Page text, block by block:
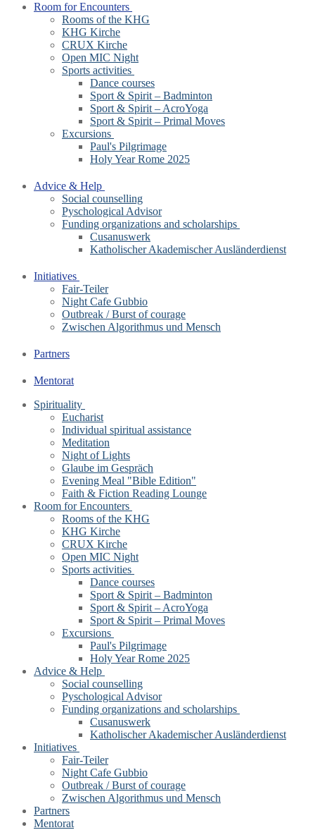
Room for Encounters
Rooms of the KHG
KHG Kirche
CRUX Kirche
Open MIC Night
Sports activities
Dance courses
Sport & Spirit – Badminton
Sport & Spirit – AcroYoga
Sport & Spirit – Primal Moves
Excursions
Paul's Pilgrimage
Holy Year Rome 2025
Advice & Help
Social counselling
Pyschological Advisor
Funding organizations and scholarships
Cusanuswerk
Katholischer Akademischer Ausländerdienst
Initiatives
Fair-Teiler
Night Cafe Gubbio
Outbreak / Burst of courage
Zwischen Algorithmus und Mensch
Partners
Mentorat
Spirituality
Eucharist
Individual spiritual assistance
Meditation
Night of Lights
Glaube im Gespräch
Evening Meal "Bible Edition"
Faith & Fiction Reading Lounge
Room for Encounters
Rooms of the KHG
KHG Kirche
CRUX Kirche
Open MIC Night
Sports activities
Dance courses
Sport & Spirit – Badminton
Sport & Spirit – AcroYoga
Sport & Spirit – Primal Moves
Excursions
Paul's Pilgrimage
Holy Year Rome 2025
Advice & Help
Social counselling
Pyschological Advisor
Funding organizations and scholarships
Cusanuswerk
Katholischer Akademischer Ausländerdienst
Initiatives
Fair-Teiler
Night Cafe Gubbio
Outbreak / Burst of courage
Zwischen Algorithmus und Mensch
Partners
Mentorat